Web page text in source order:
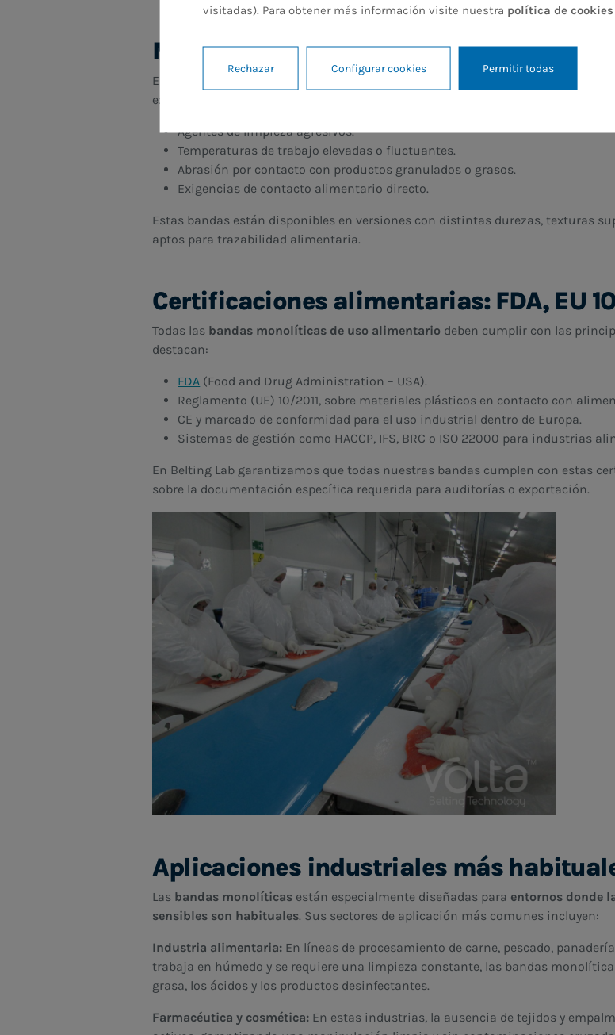
Materiales de fabricación y
El material más común en las bandas transportadoras monolíticas es el
excelente comportamiento frente a:
Agentes de limpieza agresivos.
Temperaturas de trabajo elevadas o fluctuantes.
Abrasión por contacto con productos granulados o grasos.
Exigencias de contacto alimentario directo.
Estas bandas están disponibles en versiones con distintas durezas, texturas
aptos para trazabilidad alimentaria.
Certificaciones alimentarias: FDA, EU
Todas las bandas monolíticas de uso alimentario deben cumplir con las
destacan:
FDA (Food and Drug Administration – USA).
Reglamento (UE) 10/2011, sobre materiales plásticos en contacto con
CE y marcado de conformidad para el uso industrial dentro de Europa.
Sistemas de gestión como HACCP, IFS, BRC o ISO 22000 para industrias
En Belting Lab garantizamos que todas nuestras bandas cumplen con estas
sobre la documentación específica requerida para auditorías o exportación.
Aplicaciones industriales más
Las bandas monolíticas están especialmente diseñadas para entornos donde
sensibles son habituales. Sus sectores de aplicación más comunes incluyen:
Industria alimentaria: En líneas de procesamiento de carne, pescado,
trabaja en húmedo y se requiere una limpieza constante, las bandas
grasa, los ácidos y los productos desinfectantes.
Farmacéutica y cosmética: En estas industrias, la ausencia de tejidos y
visitadas). Para obtener más información visite nuestra política de cookies
Rechazar Configurar cookies Permitir todas